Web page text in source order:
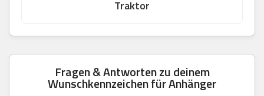
Traktor
Fragen & Antworten zu deinem
Wunschkennzeichen für Anhänger